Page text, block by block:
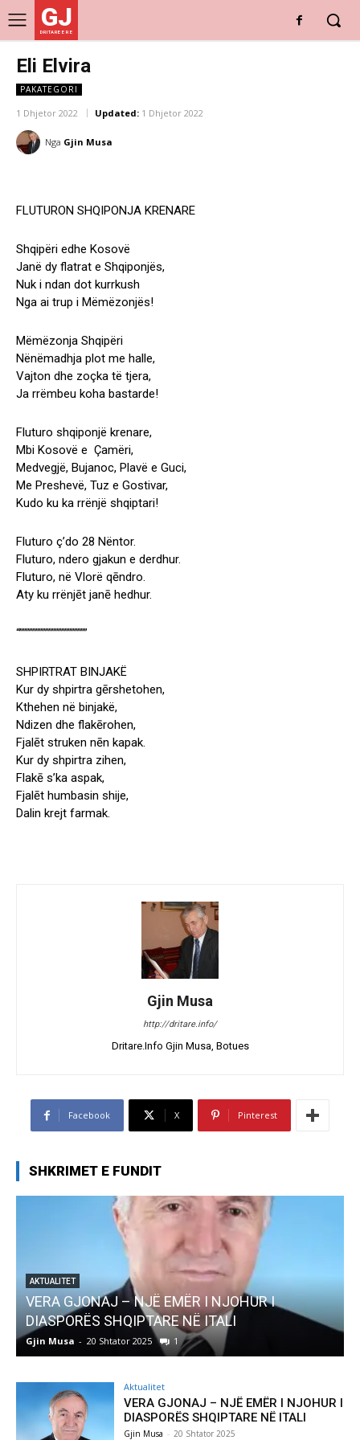
GJ
DRITARE E RE
Eli Elvira
PAKATEGORI
1 Dhjetor 2022 Updated: 1 Dhjetor 2022
Nga Gjin Musa
FLUTURON SHQIPONJA KRENARE
Shqipëri edhe Kosovë
Janë dy flatrat e Shqiponjës,
Nuk i ndan dot kurrkush
Nga ai trup i Mëmëzonjës!
Mëmëzonja Shqipëri
Nënëmadhja plot me halle,
Vajton dhe zoçka të tjera,
Ja rrëmbeu koha bastarde!
Fluturo shqiponjë krenare,
Mbi Kosovë e Çamëri,
Medvegjë, Bujanoc, Plavë e Guci,
Me Preshevë, Tuz e Gostivar,
Kudo ku ka rrënjë shqiptari!
Fluturo ç’do 28 Nëntor.
Fluturo, ndero gjakun e derdhur.
Fluturo, në Vlorë qēndro.
Aty ku rrënjēt janē hedhur.
“”””””””””””””””””””””
SHPIRTRAT BINJAKË
Kur dy shpirtra gērshetohen,
Kthehen në binjakë,
Ndizen dhe flakērohen,
Fjalēt struken nēn kapak.
Kur dy shpirtra zihen,
Flakē s’ka aspak,
Fjalēt humbasin shije,
Dalin krejt farmak.
Gjin Musa
http://dritare.info/
Dritare.Info Gjin Musa, Botues
Facebook X Pinterest
SHKRIMET E FUNDIT
AKTUALITET
Pregaditi Gjin Musa-Rome- Shtator 2025
Gjin Musa - 8 Shtator 2025
Aktualitet
VERA GJONAJ – NJË EMËR I NJOHUR I
DIASPORËS SHQIPTARE NË ITALI
Gjin Musa - 20 Shtator 2025